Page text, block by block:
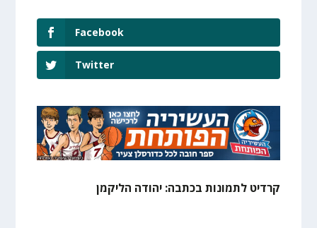
Facebook
Twitter
קרדיט לתמונות בכתבה: יהודה הליקמן